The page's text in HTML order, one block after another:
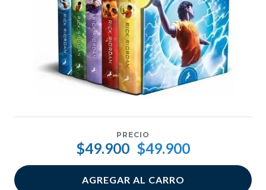
PRECIO
$49.900 $49.900
AGREGAR AL CARRO